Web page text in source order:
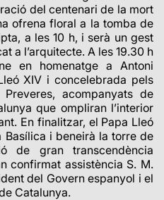
del centenari de la mort
ofrena floral a la tomba de
a les 10 h, i serà un gest
a l’arquitecte. A les 19.30 h
en homenatge a Antoni
XIV i concelebrada pels
acompanyats de
que ompliran l’interior
En finalitzar, el Papa Lleó
Basílica i beneirà la torre de
de gran transcendència
confirmat assistència S. M.
del Govern espanyol i el
Catalunya.